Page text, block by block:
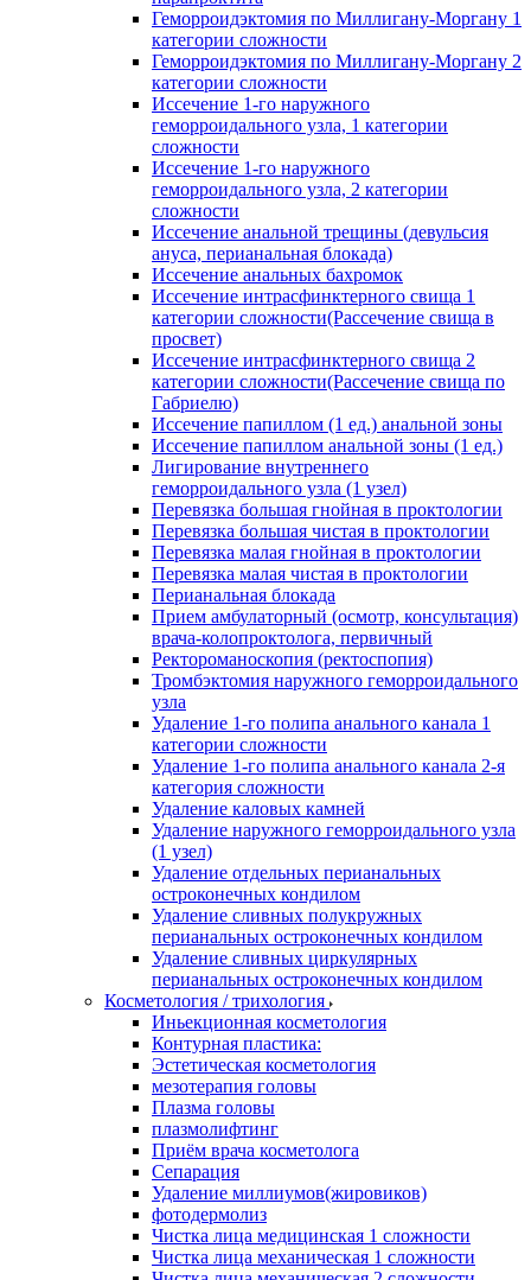
Геморроидэктомия по Миллигану-Моргану 1
категории сложности
Геморроидэктомия по Миллигану-Моргану 2
категории сложности
Иссечение 1-го наружного
геморроидального узла, 1 категории
сложности
Иссечение 1-го наружного
геморроидального узла, 2 категории
сложности
Иссечение анальной трещины (девульсия
ануса, перианальная блокада)
Иссечение анальных бахромок
Иссечение интрасфинктерного свища 1
категории сложности(Рассечение свища в
просвет)
Иссечение интрасфинктерного свища 2
категории сложности(Рассечение свища по
Габриелю)
Иссечение папиллом (1 ед.) анальной зоны
Иссечение папиллом анальной зоны (1 ед.)
Лигирование внутреннего
геморроидального узла (1 узел)
Перевязка большая гнойная в проктологии
Перевязка большая чистая в проктологии
Перевязка малая гнойная в проктологии
Перевязка малая чистая в проктологии
Перианальная блокада
Прием амбулаторный (осмотр, консультация)
врача-колопроктолога, первичный
Ректороманоскопия (ректоспопия)
Тромбэктомия наружного геморроидального
узла
Удаление 1-го полипа анального канала 1
категории сложности
Удаление 1-го полипа анального канала 2-я
категория сложности
Удаление каловых камней
Удаление наружного геморроидального узла
(1 узел)
Удаление отдельных перианальных
остроконечных кондилом
Удаление сливных полукружных
перианальных остроконечных кондилом
Удаление сливных циркулярных
перианальных остроконечных кондилом
Косметология / трихология
Иньекционная косметология
Контурная пластика:
Эстетическая косметология
мезотерапия головы
Плазма головы
плазмолифтинг
Приём врача косметолога
Сепарация
Удаление миллиумов(жировиков)
фотодермолиз
Чистка лица медицинская 1 сложности
Чистка лица механическая 1 сложности